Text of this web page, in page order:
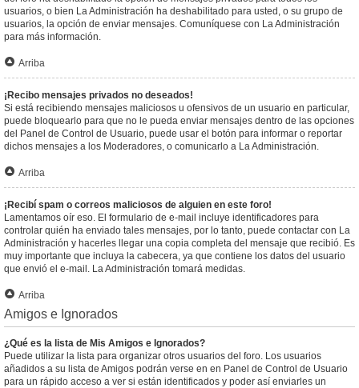
usuarios, o bien La Administración ha deshabilitado para usted, o su grupo de
usuarios, la opción de enviar mensajes. Comuníquese con La Administración
para más información.
Arriba
¡Recibo mensajes privados no deseados!
Si está recibiendo mensajes maliciosos u ofensivos de un usuario en particular,
puede bloquearlo para que no le pueda enviar mensajes dentro de las opciones
del Panel de Control de Usuario, puede usar el botón para informar o reportar
dichos mensajes a los Moderadores, o comunicarlo a La Administración.
Arriba
¡Recibí spam o correos maliciosos de alguien en este foro!
Lamentamos oír eso. El formulario de e-mail incluye identificadores para
controlar quién ha enviado tales mensajes, por lo tanto, puede contactar con La
Administración y hacerles llegar una copia completa del mensaje que recibió. Es
muy importante que incluya la cabecera, ya que contiene los datos del usuario
que envió el e-mail. La Administración tomará medidas.
Arriba
Amigos e Ignorados
¿Qué es la lista de Mis Amigos e Ignorados?
Puede utilizar la lista para organizar otros usuarios del foro. Los usuarios
añadidos a su lista de Amigos podrán verse en en Panel de Control de Usuario
para un rápido acceso a ver si están identificados y poder así enviarles un